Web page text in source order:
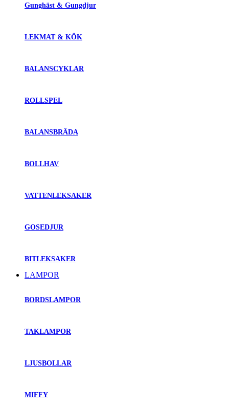
Gunghäst & Gungdjur
LEKMAT & KÖK
BALANSCYKLAR
ROLLSPEL
BALANSBRÄDA
BOLLHAV
VATTENLEKSAKER
GOSEDJUR
BITLEKSAKER
LAMPOR
BORDSLAMPOR
TAKLAMPOR
LJUSBOLLAR
MIFFY